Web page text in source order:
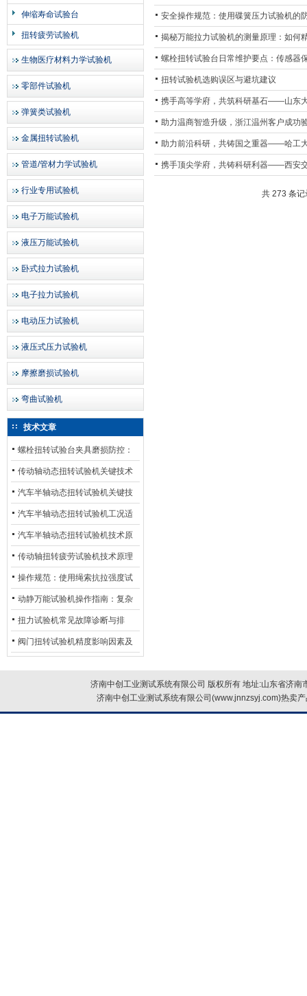
2026-07-23
伸缩寿命试验台
扭转疲劳试验机
生物医疗材料力学试验机
零部件试验机
弹簧类试验机
金属扭转试验机
管道/管材力学试验机
行业专用试验机
电子万能试验机
液压万能试验机
卧式拉力试验机
电子拉力试验机
电动压力试验机
液压式压力试验机
摩擦磨损试验机
弯曲试验机
技术文章
螺栓扭转试验台夹具磨损防控：
材质选型与表面处理的耐用性优
化
传动轴动态扭转试验机关键技术
及产业落地应用
汽车半轴动态扭转试验机关键技
术及产业落地应用
汽车半轴动态扭转试验机工况适
配与质控应用探析
汽车半轴动态扭转试验机技术原
理与行业应用
传动轴扭转疲劳试验机技术原理
与行业应用
操作规范：使用绳索抗拉强度试
验机的完整测试步骤
动静万能试验机操作指南：复杂
动态测试的标准化流程
扭力试验机常见故障诊断与排
除：从传感器信号异常到机械传
阀门扭转试验机精度影响因素及
安全操作规范：使用碟簧压力试验机的
揭秘万能拉力试验机的测量原理：如何
螺栓扭转试验台日常维护要点：传感器
扭转试验机选购误区与避坑建议
携手高等学府，共筑科研基石——山东
助力温商智造升级，浙江温州客户成功
助力前沿科研，共铸国之重器——哈工
携手顶尖学府，共铸科研利器——西安
共 273 条
济南中创工业测试系统有限公司 版权所有 地址:山东省济
济南中创工业测试系统有限公司(www.jnnzsyj.com)热卖